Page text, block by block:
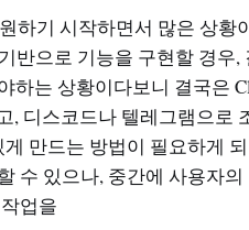
하기 시작하면서 많은 상황
반으로 기능을 구현할 경우,
하는 상황이다보니 결국은
, 디스코드나 텔레그램으로
만드는 방법이 필요하게
수 있으나, 중간에 사용자의
업을